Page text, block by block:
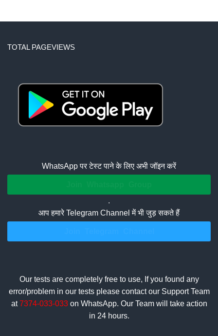
TOTAL PAGEVIEWS
WhatsApp पर टेस्ट पाने के लिए अभी जॉइन करें
.
आप हमारे Telegram Channel में भी जुड़ सकते हैं
Our tests are completely free to use, If you found any
error/problem in our tests please contact our Support Team
at7374-033-033on WhatsApp. Our Team will take action
in 24 hours.